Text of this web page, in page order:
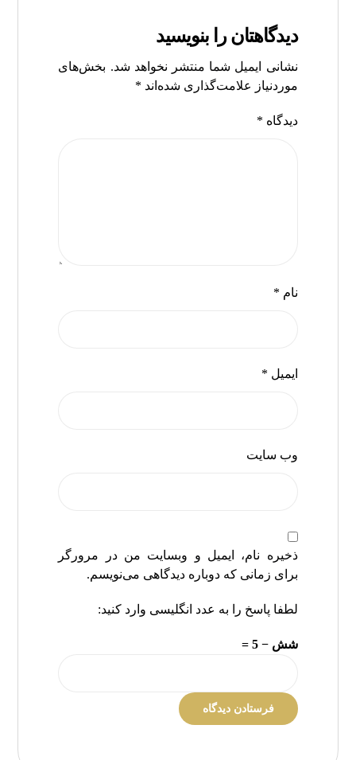
دیدگاهتان را بنویسید
نشانی ایمیل شما منتشر نخواهد شد. بخش‌های
موردنیاز علامت‌گذاری شده‌اند *
دیدگاه *
نام *
ایمیل *
وب‌ سایت
ذخیره نام، ایمیل و وبسایت من در مرورگر
برای زمانی که دوباره دیدگاهی می‌نویسم.
لطفا پاسخ را به عدد انگلیسی وارد کنید:
شش − 5 =